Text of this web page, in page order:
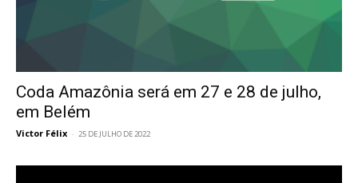
Coda Amazônia será em 27 e 28 de julho,
em Belém
Victor Félix - 25 DE JULHO DE 2022